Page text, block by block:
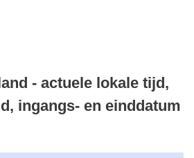
- actuele lokale tijd,
ingangs- en einddatum